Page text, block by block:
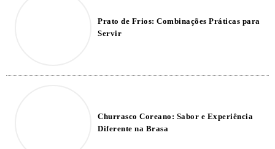
Prato de Frios: Combinações Práticas para
Servir
Churrasco Coreano: Sabor e Experiência
Diferente na Brasa